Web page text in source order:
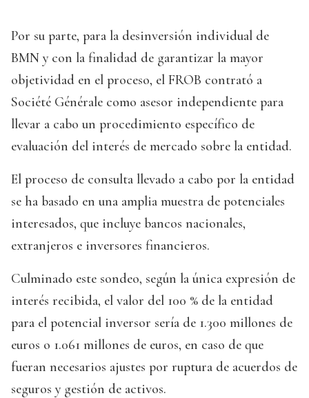
Por su parte, para la desinversión individual de
BMN y con la finalidad de garantizar la mayor
objetividad en el proceso, el FROB contrató a
Société Générale como asesor independiente para
llevar a cabo un procedimiento específico de
evaluación del interés de mercado sobre la entidad.
El proceso de consulta llevado a cabo por la entidad
se ha basado en una amplia muestra de potenciales
interesados, que incluye bancos nacionales,
extranjeros e inversores financieros.
Culminado este sondeo, según la única expresión de
interés recibida, el valor del 100 % de la entidad
para el potencial inversor sería de 1.300 millones de
euros o 1.061 millones de euros, en caso de que
fueran necesarios ajustes por ruptura de acuerdos de
seguros y gestión de activos.